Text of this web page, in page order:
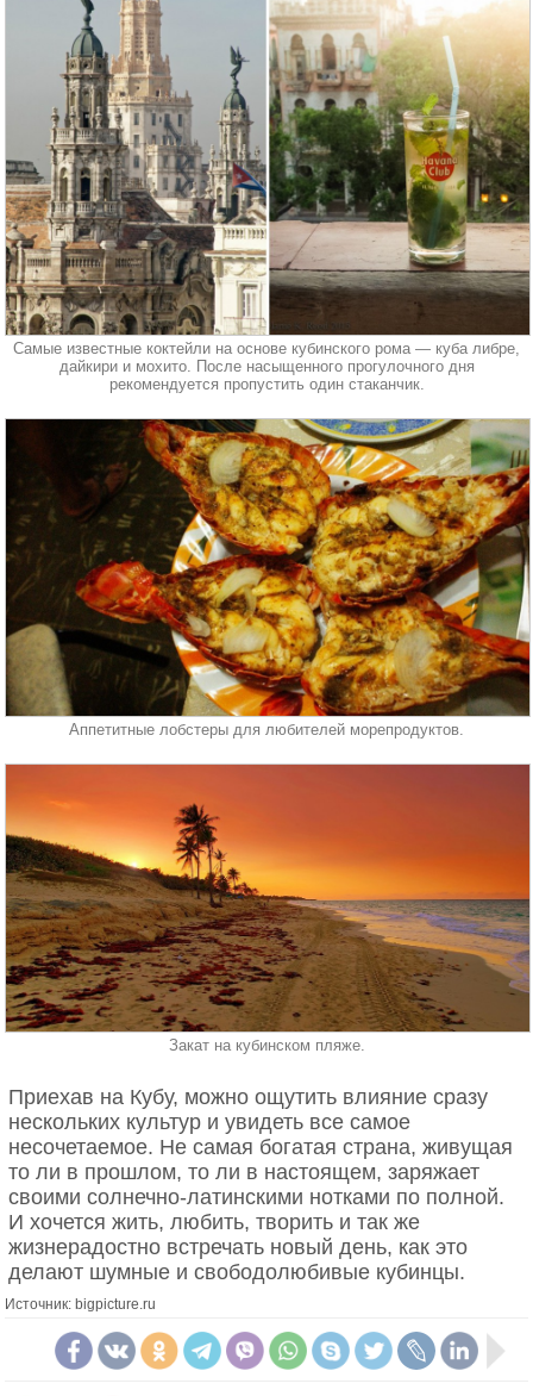
Самые известные коктейли на основе кубинского рома — куба либре,
дайкири и мохито. После насыщенного прогулочного дня
рекомендуется пропустить один стаканчик.
Аппетитные лобстеры для любителей морепродуктов.
Закат на кубинском пляже.
Приехав на Кубу, можно ощутить влияние сразу
нескольких культур и увидеть все самое
несочетаемое. Не самая богатая страна, живущая
то ли в прошлом, то ли в настоящем, заряжает
своими солнечно-латинскими нотками по полной.
И хочется жить, любить, творить и так же
жизнерадостно встречать новый день, как это
делают шумные и свободолюбивые кубинцы.
Источник: bigpicture.ru